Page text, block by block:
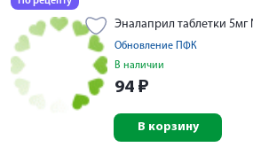
Эналаприл таблетки
Обновление ПФК
В наличии
94 ₽
В корзину